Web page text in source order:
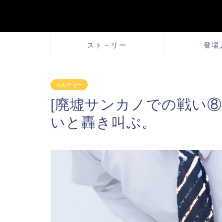
スト－リー 登場
カルチャー
[廃墟サンカノでの戦い
いと轟き叫ぶ。